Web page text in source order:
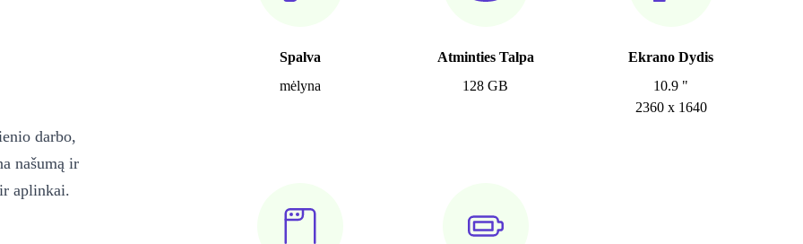
Spalva
mėlyna
Atminties Talpa
128 GB
Ekrano Dydis
10.9 "
2360 x 1640
darbo,
našumą ir
aplinkai.